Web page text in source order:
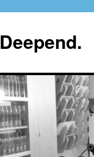
Deepend.